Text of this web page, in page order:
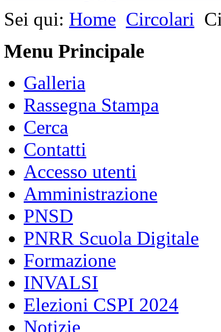
Sei qui: Home Circolari
Menu Principale
Galleria
Rassegna Stampa
Cerca
Contatti
Accesso utenti
Amministrazione
PNSD
PNRR Scuola Digitale
Formazione
INVALSI
Elezioni CSPI 2024
Notizie